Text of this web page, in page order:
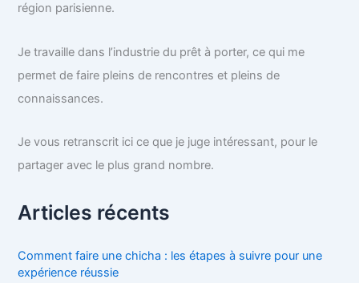
région parisienne.
Je travaille dans l’industrie du prêt à porter, ce qui me
permet de faire pleins de rencontres et pleins de
connaissances.
Je vous retranscrit ici ce que je juge intéressant, pour le
partager avec le plus grand nombre.
Articles récents
Comment faire une chicha : les étapes à suivre pour une
expérience réussie